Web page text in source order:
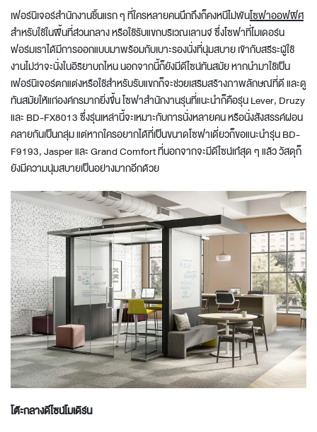
เฟอร์นิเจอร์สำนักงานชิ้นแรก ๆ ที่ใครหลายคนนึกถึงก็คงหนีไม่พ้นโซฟาออฟฟิศ
สำหรับใช้ในพื้นที่ส่วนกลาง หรือใช้รับแขกบริเวณเลานจ์ ซึ่งโซฟาที่โมเดอร์น
ฟอร์มเราได้มีการออกแบบมาพร้อมกับเบาะรองนั่งที่นุ่มสบาย เข้ากับสรีระผู้ใช้
งานไม่ว่าจะนั่งในอิริยาบถไหน นอกจากนี้ก็ยังมีดีไซน์ทันสมัย หากนำมาใช้เป็น
เฟอร์นิเจอร์ตกแต่งหรือใช้สำหรับรับแขกก็จะช่วยเสริมสร้างภาพลักษณ์ที่ดี และดู
ทันสมัยให้แก่องค์กรมากยิ่งขึ้นโซฟาสำนักงานรุ่นที่แนะนำก็คือรุ่น Lever, Druzy
และ BD-FX8013 ซึ่งรุ่นเหล่านี้จะเหมาะกับการนั่งหลายคน หรือนั่งสังสรรค์ผ่อน
คลายกันเป็นกลุ่ม แต่หากใครอยากได้ที่เป็นขนาดโซฟาเดี่ยวก็ขอแนะนำรุ่น BD-
F9193, Jasper และ Grand Comfort ที่นอกจากจะมีดีไซน์เก๋สุด ๆ แล้ว วัสดุก็
ยังมีความนุ่มสบายเป็นอย่างมากอีกด้วย
โต๊ะกลางดีไซน์โมเดิร์น